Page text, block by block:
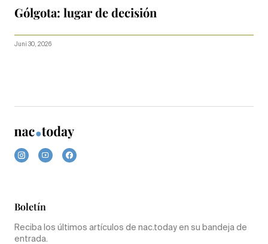
Gólgota: lugar de decisión
Juni 30, 2026
Boletín
Reciba los últimos artículos de nac.today en su bandeja de
entrada.